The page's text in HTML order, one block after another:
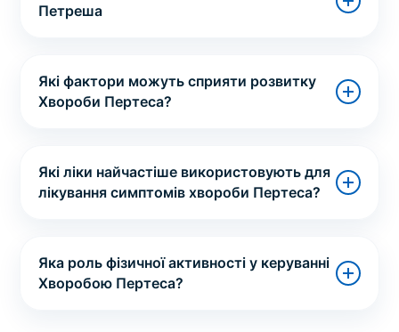
Петреша
Які фактори можуть сприяти розвитку
Хвороби Пертеса?
Які ліки найчастіше використовують для
лікування симптомів хвороби Пертеса?
Яка роль фізичної активності у керуванні
Хворобою Пертеса?